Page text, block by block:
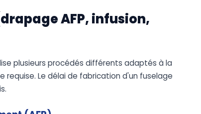
AFP, infusion,
plusieurs procédés différents adaptés à la
Le délai de fabrication d'un fuselage